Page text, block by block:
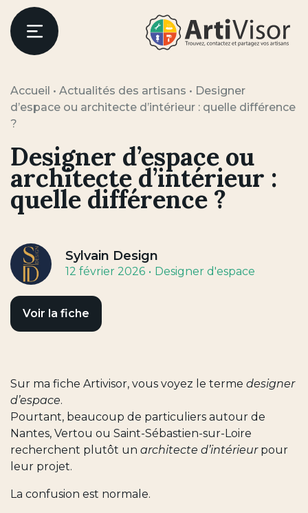
Accueil • Actualités des artisans • Designer
d’espace ou architecte d’intérieur : quelle différence
?
Designer d’espace ou
architecte d’intérieur :
quelle différence ?
Sylvain Design
12 février 2026 Designer d'espace
Voir la fiche
Sur ma fiche Artivisor, vous voyez le terme designer
d’espace.
Pourtant, beaucoup de particuliers autour de
Nantes, Vertou ou Saint-Sébastien-sur-Loire
recherchent plutôt un architecte d’intérieurpour
leur projet.
La confusion est normale.